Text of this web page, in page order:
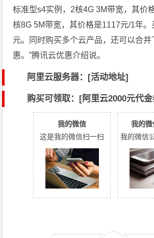
标准型s4实例，2核4G 3M带宽，其价
核8G 5M带宽，其价格是1117元/1年
元。同时购买多个云产品，还可以合
惠。”腾讯云优惠介绍说。
阿里云服务器：[活动地址]
购买可领取：[阿里云2000元代
我的微信
这是我的微信扫一扫
我的
我的微信